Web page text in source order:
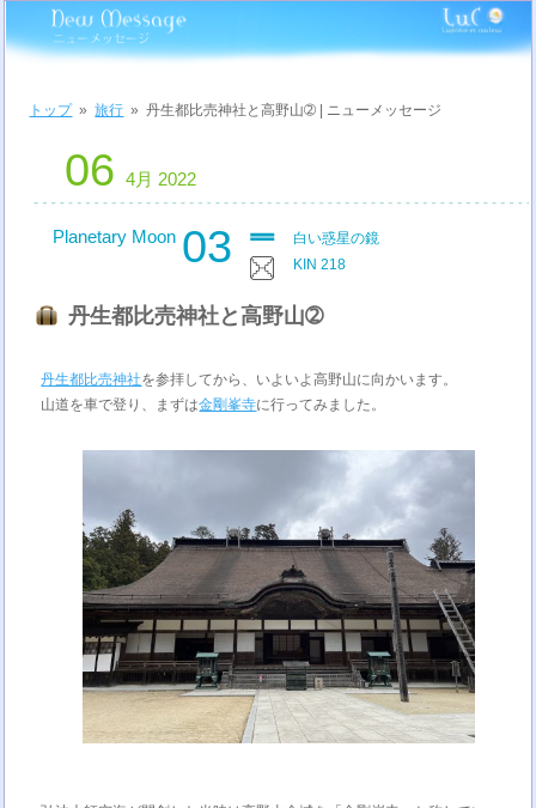
トップ»旅行 »丹生都比売神社と高野山➁ | ニューメッセージ
06 4月 2022
Planetary Moon 03
白い惑星の鏡
KIN 218
丹生都比売神社と高野山➁
丹生都比売神社を参拝してから、いよいよ高野山に向かいます。
山道を車で登り、まずは金剛峯寺に行ってみました。